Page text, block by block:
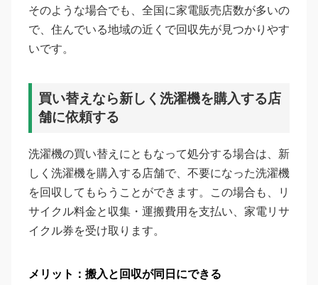
そのような場合でも、全国に家電販売店数が多いの
で、住んでいる地域の近くで回収先が見つかりやす
いです。
買い替えなら新しく洗濯機を購入する店
舗に依頼する
洗濯機の買い替えにともなって処分する場合は、新
しく洗濯機を購入する店舗で、不要になった洗濯機
を回収してもらうことができます。この場合も、リ
サイクル料金と収集・運搬費用を支払い、家電リサ
イクル券を受け取ります。
メリット：搬入と回収が同日にできる